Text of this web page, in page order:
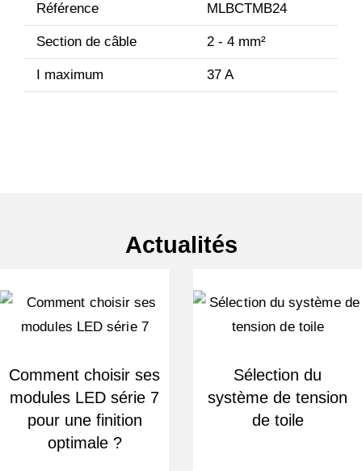
Référence MLBCTMB24
Section de câble 2 - 4 mm²
I maximum 37 A
Actualités
Comment choisir ses
modules LED série 7
pour une finition
optimale ?
Sélection du
système de tension
de toile